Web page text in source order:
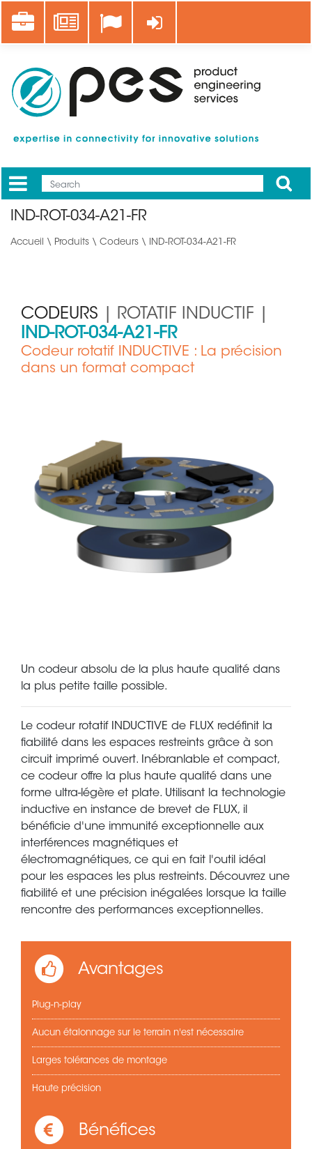
au
contenu
Career News Se connecter
Mobile
Main
Apply
IND-ROT-034-A21-FR
Accueil \ Produits \ Codeurs \ IND-ROT-034-A21-FR
CODEURS
| ROTATIF INDUCTIF |
IND-ROT-034-A21-FR
Codeur rotatif INDUCTIVE : La précision
dans un format compact
Un codeur absolu de la plus haute qualité dans
la plus petite taille possible.
Le codeur rotatif INDUCTIVE de FLUX redéfinit la
fiabilité dans les espaces restreints grâce à son
circuit imprimé ouvert. Inébranlable et compact,
ce codeur offre la plus haute qualité dans une
forme ultra-légère et plate. Utilisant la technologie
inductive en instance de brevet de FLUX, il
bénéficie d'une immunité exceptionnelle aux
interférences magnétiques et
électromagnétiques, ce qui en fait l'outil idéal
pour les espaces les plus restreints. Découvrez une
fiabilité et une précision inégalées lorsque la taille
rencontre des performances exceptionnelles.
Avantages
Plug-n-play
Aucun étalonnage sur le terrain n'est nécessaire
Larges tolérances de montage
Haute précision
Bénéfices